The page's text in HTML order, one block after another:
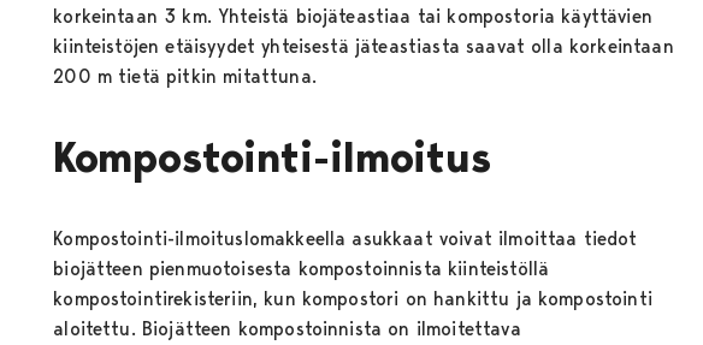
korkeintaan 3 km. Yhteistä biojäteastiaa tai kompostoria käyttävien
kiinteistöjen etäisyydet yhteisestä jäteastiasta saavat olla korkeintaan
200 m tietä pitkin mitattuna.
Kompostointi-ilmoitus
Kompostointi-ilmoituslomakkeella asukkaat voivat ilmoittaa tiedot
biojätteen pienmuotoisesta kompostoinnista kiinteistöllä
kompostointirekisteriin, kun kompostori on hankittu ja kompostointi
aloitettu. Biojätteen kompostoinnista on ilmoitettava